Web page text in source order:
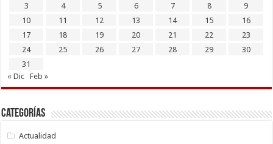
3
4 5 6 7 8
9
10
11 12 13 14 15
16
17
18 19 20 21 22
23
24
25 26 27 28 29
30
31
« Dic
Feb »
Categorías
Actualidad